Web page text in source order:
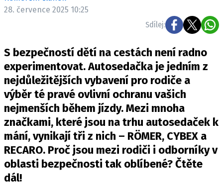
TESTY ELEKTROMOBILŮ
TRH S ELEKTROMOBILY
RALLY
OSTATNÍ
TISKOVKY
ROZHOVORY
DAKAR
Z DOMOVA
28. července 2025 10:25
Sdílej:
S bezpečností dětí na cestách není radno
experimentovat. Autosedačka je jedním z
nejdůležitějších vybavení pro rodiče a
výběr té pravé ovlivní ochranu vašich
nejmenších během jízdy. Mezi mnoha
značkami, které jsou na trhu autosedaček k
mání, vynikají tři z nich – RÖMER, CYBEX a
RECARO. Proč jsou mezi rodiči i odborníky v
oblasti bezpečnosti tak oblíbené? Čtěte
dál!